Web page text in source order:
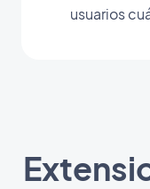
usuarios